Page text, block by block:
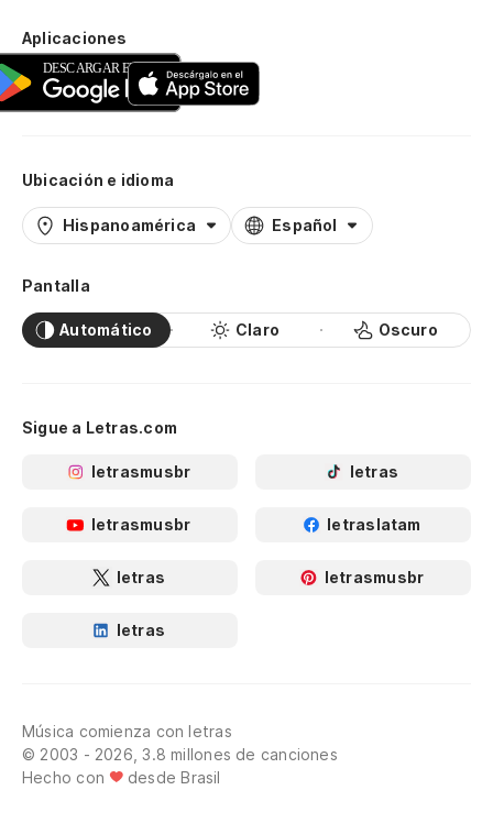
Aplicaciones
Ubicación e idioma
Hispanoamérica Español
Pantalla
Automático Claro Oscuro
Sigue a Letras.com
letrasmusbr letras
letrasmusbr letraslatam
letras letrasmusbr
letras
Música comienza con letras
© 2003 - 2026, 3.8 millones de canciones
Hecho con
desde Brasil